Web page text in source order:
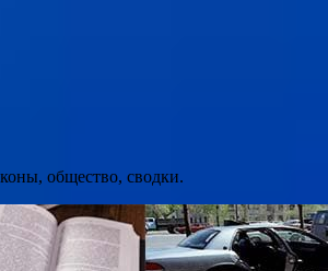
общество, сводки.